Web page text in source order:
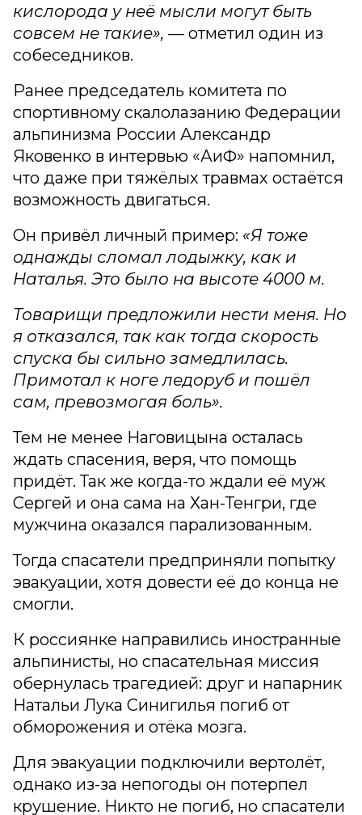
кислорода у неё мысли могут быть
совсем не такие», — отметил один из
собеседников.
Ранее председатель комитета по
спортивному скалолазанию Федерации
альпинизма России Александр
Яковенко в интервью «АиФ» напомнил,
что даже при тяжёлых травмах остаётся
возможность двигаться.
Он привёл личный пример: «Я тоже
однажды сломал лодыжку, как и
Наталья. Это было на высоте 4000 м.
Товарищи предложили нести меня. Но
я отказался, так как тогда скорость
спуска бы сильно замедлилась.
Примотал к ноге ледоруб и пошёл
сам, превозмогая боль».
Тем не менее Наговицына осталась
ждать спасения, веря, что помощь
придёт. Так же когда-то ждали её муж
Сергей и она сама на Хан-Тенгри, где
мужчина оказался парализованным.
Тогда спасатели предприняли попытку
эвакуации, хотя довести её до конца не
смогли.
К россиянке направились иностранные
альпинисты, но спасательная миссия
обернулась трагедией: друг и напарник
Натальи Лука Синигилья погиб от
обморожения и отёка мозга.
Для эвакуации подключили вертолёт,
однако из-за непогоды он потерпел
крушение. Никто не погиб, но спасатели